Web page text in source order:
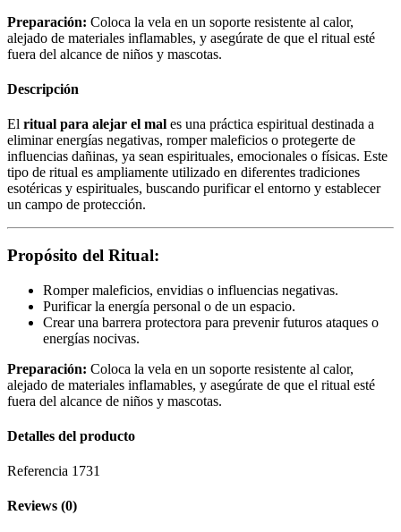
Preparación: Coloca la vela en un soporte resistente al calor,
alejado de materiales inflamables, y asegúrate de que el ritual esté
fuera del alcance de niños y mascotas.
Descripción
El ritual para alejar el mal es una práctica espiritual destinada a
eliminar energías negativas, romper maleficios o protegerte de
influencias dañinas, ya sean espirituales, emocionales o físicas. Este
tipo de ritual es ampliamente utilizado en diferentes tradiciones
esotéricas y espirituales, buscando purificar el entorno y establecer
un campo de protección.
Propósito del Ritual:
Romper maleficios, envidias o influencias negativas.
Purificar la energía personal o de un espacio.
Crear una barrera protectora para prevenir futuros ataques o
energías nocivas.
Preparación: Coloca la vela en un soporte resistente al calor,
alejado de materiales inflamables, y asegúrate de que el ritual esté
fuera del alcance de niños y mascotas.
Detalles del producto
Referencia 1731
Reviews (0)